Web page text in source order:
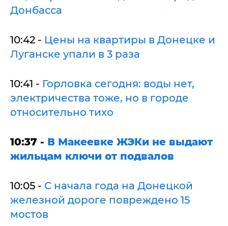
Донбасса
10:42 - Цены на квартиры в Донецке и
Луганске упали в 3 раза
10:41 - Горловка сегодня: воды нет,
электричества тоже, но в городе
относительно тихо
10:37 - В Макеевке ЖЭКи не выдают
жильцам ключи от подвалов
10:05 - С начала года на Донецкой
железной дороге повреждено 15
мостов